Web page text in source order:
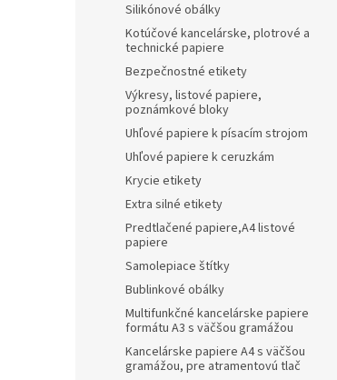
Silikónové obálky
Kotúčové kancelárske, plotrové a
technické papiere
Bezpečnostné etikety
Výkresy, listové papiere,
poznámkové bloky
Uhľové papiere k písacím strojom
Uhľové papiere k ceruzkám
Krycie etikety
Extra silné etikety
Predtlačené papiere,A4 listové
papiere
Samolepiace štítky
Bublinkové obálky
Multifunkčné kancelárske papiere
formátu A3 s väčšou gramážou
Kancelárske papiere A4 s väčšou
gramážou, pre atramentovú tlač